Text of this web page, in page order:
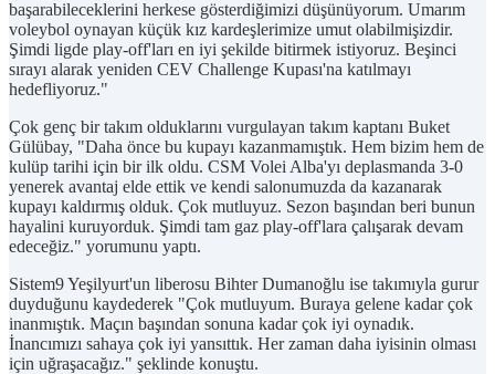
başarabileceklerini herkese gösterdiğimizi düşünüyorum. Umarım
voleybol oynayan küçük kız kardeşlerimize umut olabilmişizdir.
Şimdi ligde play-off'ları en iyi şekilde bitirmek istiyoruz. Beşinci
sırayı alarak yeniden CEV Challenge Kupası'na katılmayı
hedefliyoruz."
Çok genç bir takım olduklarını vurgulayan takım kaptanı Buket
Gülübay, "Daha önce bu kupayı kazanmamıştık. Hem bizim hem de
kulüp tarihi için bir ilk oldu. CSM Volei Alba'yı deplasmanda 3-0
yenerek avantaj elde ettik ve kendi salonumuzda da kazanarak
kupayı kaldırmış olduk. Çok mutluyuz. Sezon başından beri bunun
hayalini kuruyorduk. Şimdi tam gaz play-off'lara çalışarak devam
edeceğiz." yorumunu yaptı.
Sistem9 Yeşilyurt'un liberosu Bihter Dumanoğlu ise takımıyla gurur
duyduğunu kaydederek "Çok mutluyum. Buraya gelene kadar çok
inanmıştık. Maçın başından sonuna kadar çok iyi oynadık.
İnancımızı sahaya çok iyi yansıttık. Her zaman daha iyisinin olması
için uğraşacağız." şeklinde konuştu.